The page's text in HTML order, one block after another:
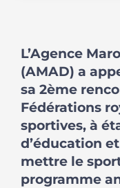
L’Agence
(AMAD) a
sa 2ème
Fédérations
sportives, à
d’éducation
mettre le
programme